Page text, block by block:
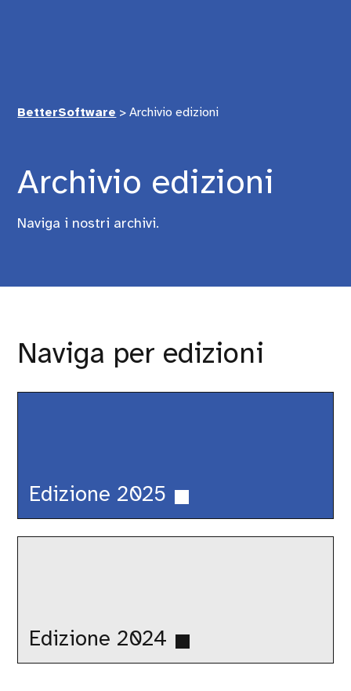
BetterSoftware >Archivio edizioni
Archivio edizioni
Naviga i nostri archivi.
Naviga per edizioni
Edizione 2025
Edizione
Edizione 2024
Edizione